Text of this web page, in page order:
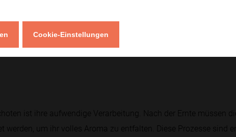
geringfügige Mengen an Vitaminen und Mineralstoffen.
Radikale im Körper beitragen können. Vanille enthält auch
Aroma verantwortlich sind. Trotz der geringen
und ihrer Fähigkeit, den Zuckerbedarf in Rezepten zu
ist ihre aufwendige Verarbeitung. Nach der Ernte müssen
werden, um ihr volles Aroma zu entfalten. Diese Prozesse sind
Cookie-Einstellungen